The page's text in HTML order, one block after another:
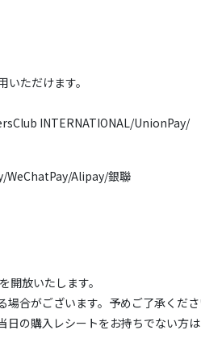
ただけます。
INTERNATIONAL/UnionPay/
WeChatPay/Alipay/銀聯
放いたします。
合がございます。予めご了承くださ
の購入レシートをお持ちでない方